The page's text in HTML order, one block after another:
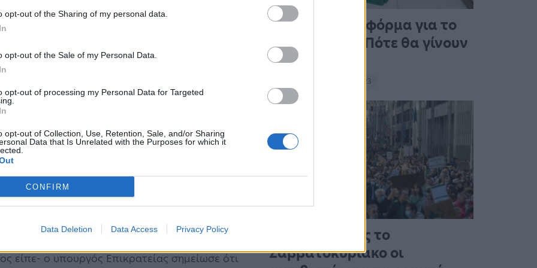
opt-out of the Sharing of my personal data.
opt-out of the Sale of my Personal Data.
opt-out of processing my Personal Data for Targeted
opt-out of Collection, Use, Retention, Sale, and/or Sharing
Data that Is Unrelated with the Purposes for which it
CONFIRM
Data Deletion Data Access Privacy Policy
πολύ σοβαρό ζήτημα, το οποίο ακουμπά
κοινωνιών και συνολικά της ελληνικής
κεντρικής κυβέρνησης με τους Δήμους και
Δεν αρκεί να λέγεται ότι γίνεται κατανοητή
κοινωνίες, αλλά θα πρέπει
Για το λόγο αυτό η απάντησή
-και αφού θύμισε ότι πρωτίστως
και Ασύλου και ο προϊστάμενος
σύντομα απτά δείγματα της νέας
κοινωνία.
είπε- ο υπουργός Επικρατείας σημείωσε ότι
Άνοιξε η πλατφόρμα για το
Market Pass – Πότε θα γίνουν
οι πληρωμές
15:13 - 15 Σεπτεμβρίου 2023
Στους δρόμους το
Σαββατοκύριακο οι